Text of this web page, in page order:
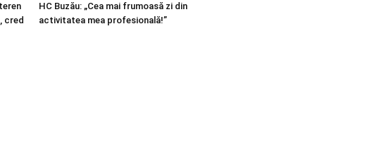
cred
HC Buzău: „Cea mai frumoasă zi din
activitatea mea profesională!”